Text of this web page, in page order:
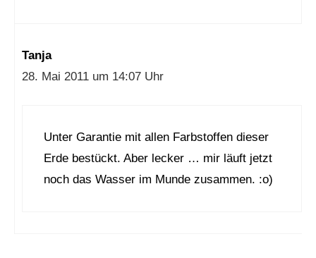
Tanja
28. Mai 2011 um 14:07 Uhr
Unter Garantie mit allen Farbstoffen dieser
Erde bestückt. Aber lecker … mir läuft jetzt
noch das Wasser im Munde zusammen. :o)